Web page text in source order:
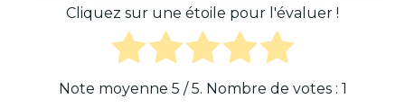
Cliquez sur une étoile pour l'évaluer !
Note moyenne 5 / 5. Nombre de votes : 1